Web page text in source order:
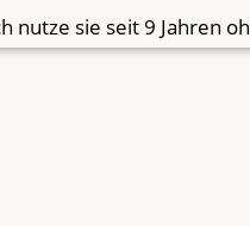
nutze sie seit 9 Jahren